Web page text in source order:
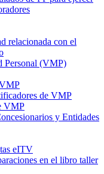
relacionada con el
Personal (VMP)
de VMP
VMP
y Entidades
eITV
en el libro taller